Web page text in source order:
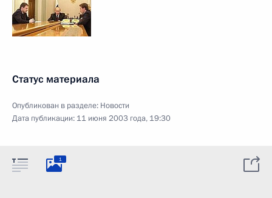
Статус материала
Опубликован в разделе: Новости
Дата публикации: 11 июня 2003 года, 19:30
1